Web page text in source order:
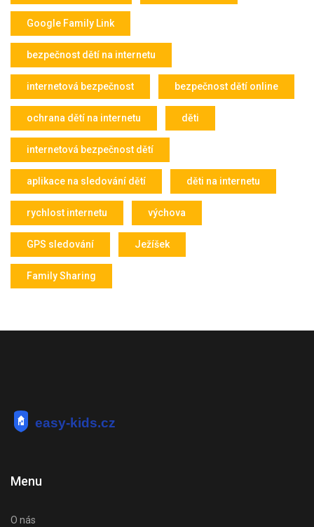
Google Family Link
bezpečnost dětí na internetu
internetová bezpečnost bezpečnost dětí online
ochrana dětí na internetu děti
internetová bezpečnost dětí
aplikace na sledování dětí děti na internetu
rychlost internetu výchova
GPS sledování Ježíšek
Family Sharing
Menu
O nás